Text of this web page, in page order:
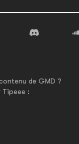
de GMD ?
Tipeee :